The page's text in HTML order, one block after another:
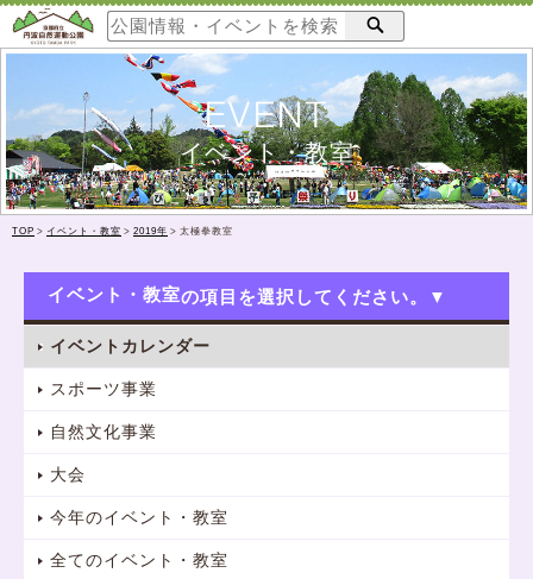
EVENT
イベント・教室
TOP > イベント・教室 > 2019年 > 太極拳教室
イベント・教室
イベントカレンダー
スポーツ事業
自然文化事業
大会
今年のイベント・教室
全てのイベント・教室